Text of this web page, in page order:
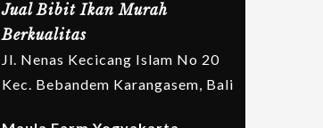
Jual Bibit Ikan Murah
Berkualitas
Jl. Nenas Kecicang Islam No 20
Kec. Bebandem Karangasem, Bali